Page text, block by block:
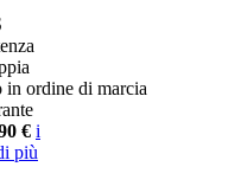
in ordine di marcia
€ i
più